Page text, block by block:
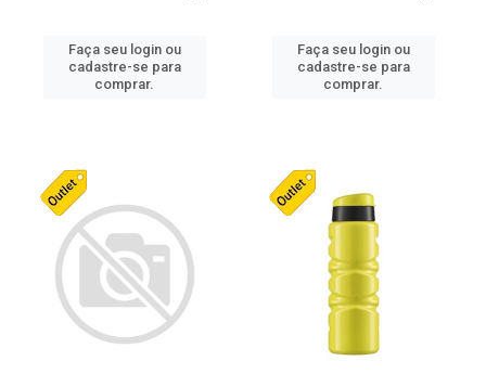
Faça seu login ou
cadastre-se para
comprar.
Faça seu login ou
cadastre-se para
comprar.